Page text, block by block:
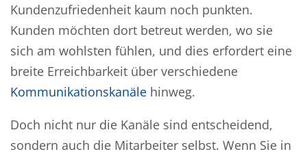
Kundenzufriedenheit kaum noch punkten.
Kunden möchten dort betreut werden, wo sie
sich am wohlsten fühlen, und dies erfordert eine
breite Erreichbarkeit über verschiedene
Kommunikationskanäle hinweg.
Doch nicht nur die Kanäle sind entscheidend,
sondern auch die Mitarbeiter selbst. Wenn Sie in